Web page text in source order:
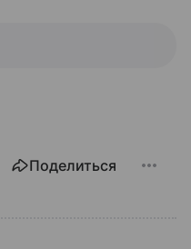
Поделиться